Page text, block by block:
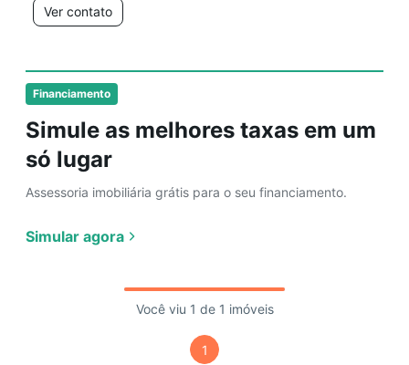
Financiamento
Simule as melhores taxas em um
só lugar
Assessoria imobiliária grátis para o seu financiamento.
Simular agora
Ver contato
Você viu 1 de 1 imóveis
1